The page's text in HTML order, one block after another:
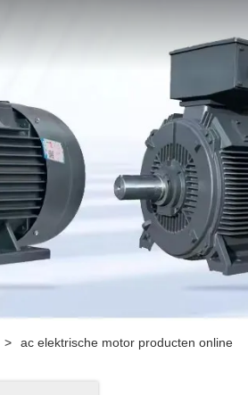
> ac elektrische motor producten online